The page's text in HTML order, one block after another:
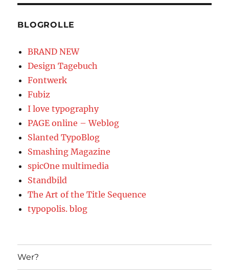
BLOGROLLE
BRAND NEW
Design Tagebuch
Fontwerk
Fubiz
I love typography
PAGE online – Weblog
Slanted TypoBlog
Smashing Magazine
spicOne multimedia
Standbild
The Art of the Title Sequence
typopolis. blog
Wer?